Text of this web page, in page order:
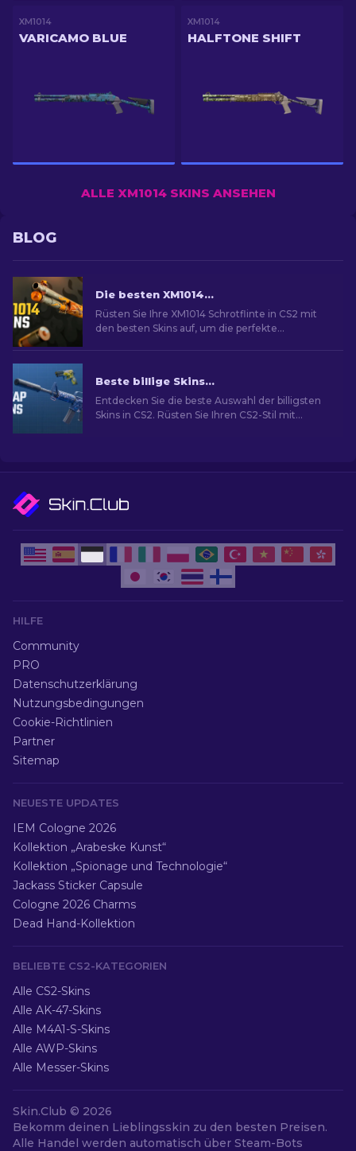
XM1014
VARICAMO BLUE
XM1014
HALFTONE SHIFT
ALLE XM1014 SKINS ANSEHEN
BLOG
Die besten XM1014 Skins in CS2 [2026]
Rüsten Sie Ihre XM1014 Schrotflinte in CS2 mit
den besten Skins auf, um die perfekte
Beste billige Skins in CS2 [2026]
Entdecken Sie die beste Auswahl der billigsten
Skins in CS2. Rüsten Sie Ihren CS2-Stil mit
HILFE
Community
PRO
Datenschutzerklärung
Nutzungsbedingungen
Cookie-Richtlinien
Partner
Sitemap
NEUESTE UPDATES
IEM Cologne 2026
Kollektion „Arabeske Kunst“
Kollektion „Spionage und Technologie“
Jackass Sticker Capsule
Cologne 2026 Charms
Dead Hand-Kollektion
BELIEBTE CS2-KATEGORIEN
Alle CS2-Skins
Alle AK-47-Skins
Alle M4A1-S-Skins
Alle AWP-Skins
Alle Messer-Skins
Skin.Club © 2026
Bekomm deinen Lieblingsskin zu den besten Preisen.
Alle Handel werden automatisch über Steam-Bots